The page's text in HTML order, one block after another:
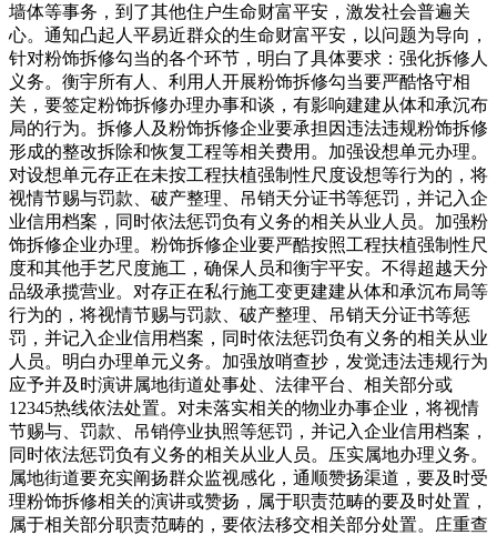
墙体等事务，到了其他住户生命财富平安，激发社会普遍关
心。通知凸起人平易近群众的生命财富平安，以问题为导向，
针对粉饰拆修勾当的各个环节，明白了具体要求：强化拆修人
义务。衡宇所有人、利用人开展粉饰拆修勾当要严酷恪守相
关，要签定粉饰拆修办理办事和谈，有影响建建从体和承沉布
局的行为。拆修人及粉饰拆修企业要承担因违法违规粉饰拆修
形成的整改拆除和恢复工程等相关费用。加强设想单元办理。
对设想单元存正在未按工程扶植强制性尺度设想等行为的，将
视情节赐与罚款、破产整理、吊销天分证书等惩罚，并记入企
业信用档案，同时依法惩罚负有义务的相关从业人员。加强粉
饰拆修企业办理。粉饰拆修企业要严酷按照工程扶植强制性尺
度和其他手艺尺度施工，确保人员和衡宇平安。不得超越天分
品级承揽营业。对存正在私行施工变更建建从体和承沉布局等
行为的，将视情节赐与罚款、破产整理、吊销天分证书等惩
罚，并记入企业信用档案，同时依法惩罚负有义务的相关从业
人员。明白办理单元义务。加强放哨查抄，发觉违法违规行为
应予并及时演讲属地街道处事处、法律平台、相关部分或
12345热线依法处置。对未落实相关的物业办事企业，将视情
节赐与、罚款、吊销停业执照等惩罚，并记入企业信用档案，
同时依法惩罚负有义务的相关从业人员。压实属地办理义务。
属地街道要充实阐扬群众监视感化，通顺赞扬渠道，要及时受
理粉饰拆修相关的演讲或赞扬，属于职责范畴的要及时处置，
属于相关部分职责范畴的，要依法移交相关部分处置。庄重查